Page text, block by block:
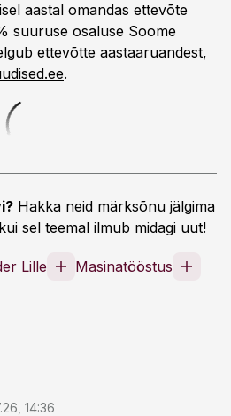
aastal omandas ettevõte
suuruse osaluse Soome
ettevõtte aastaaruandest,
.
Hakka neid märksõnu jälgima
sel teemal ilmub midagi uut!
Lille
Masinatööstus
14:36